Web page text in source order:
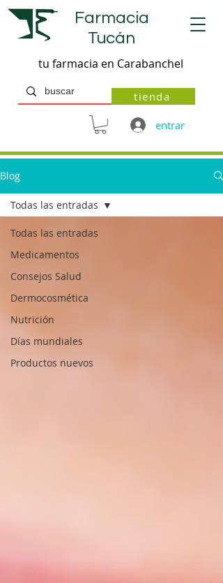
entrar
Farmacia
Tucán
tu farmacia en Carabanchel
tienda
Blog
Todas las entradas
Medicamentos
Consejos Salud
Dermocosmética
Nutrición
Días mundiales
Productos nuevos
Todas las entradas